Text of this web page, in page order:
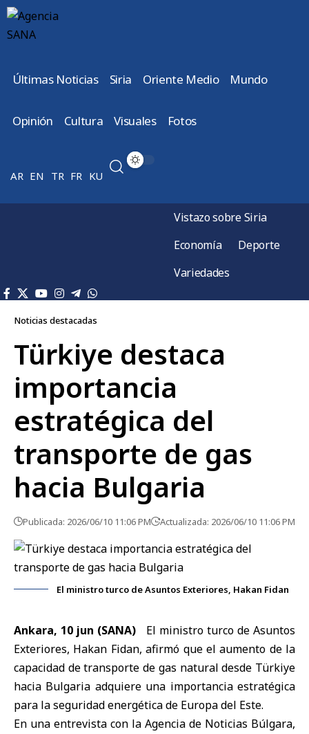
Últimas Noticias Siria Oriente Medio Mundo
Opinión Cultura Visuales Fotos
AR EN TR FR KU
Vistazo sobre Siria
Economía
Deporte
Variedades
Noticias destacadas
Türkiye destaca
importancia
estratégica del
transporte de gas
hacia Bulgaria
Publicada: 2026/06/10 11:06 PM Actualizada: 2026/06/10 11:06 PM
El ministro turco de Asuntos Exteriores, Hakan Fidan
Ankara, 10 jun (SANA) El ministro turco de Asuntos
Exteriores, Hakan Fidan, afirmó que el aumento de la
capacidad detransporte de gas natural desde Türkiye
hacia Bulgaria adquiere una importancia estratégica
para la seguridad energética de Europa del Este.
En una entrevista con la Agencia de Noticias Búlgara,